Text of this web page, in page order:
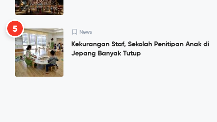
5 News
Kekurangan Staf, Sekolah Penitipan Anak di
Jepang Banyak Tutup